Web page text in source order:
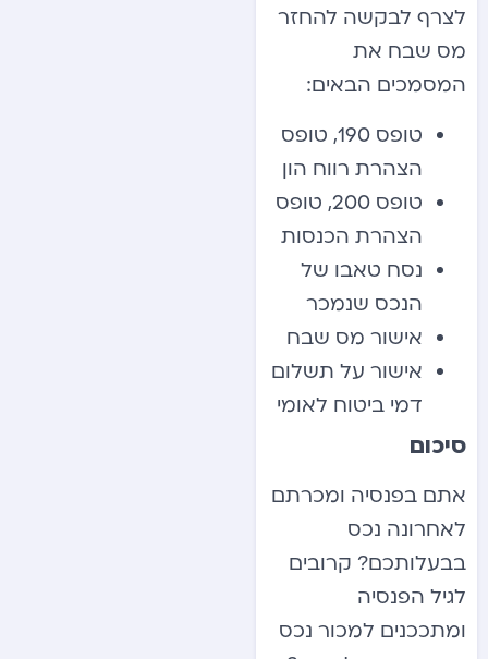
לצרף לבקשה להחזר
מס שבח את
המסמכים הבאים:
טופס 190, טופס
הצהרת רווח הון
טופס 200, טופס
הצהרת הכנסות
נסח טאבו של
הנכס שנמכר
אישור מס שבח
אישור על תשלום
דמי ביטוח לאומי
סיכום
אתם בפנסיה ומכרתם
לאחרונה נכס
בבעלותכם? קרובים
לגיל הפנסיה
ומתככנים למכור נכס